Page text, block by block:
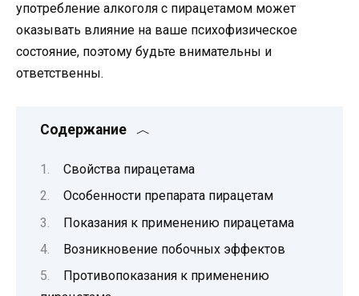
употребление алкоголя с пирацетамом может
оказывать влияние на ваше психофизическое
состояние, поэтому будьте внимательны и
ответственны.
Содержание
Свойства пирацетама
Особенности препарата пирацетам
Показания к применению пирацетама
Возникновение побочных эффектов
Противопоказания к применению